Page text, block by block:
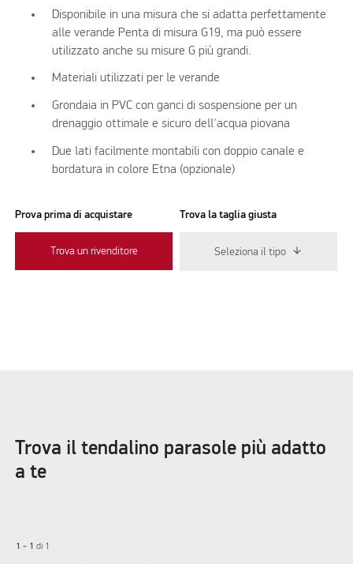
Disponibile in una misura che si adatta perfettamente
alle verande Penta di misura G19, ma può essere
utilizzato anche su misure G più grandi.
Materiali utilizzati per le verande
Grondaia in PVC con ganci di sospensione per un
drenaggio ottimale e sicuro dell'acqua piovana
Due lati facilmente montabili con doppio canale e
bordatura in colore Etna (opzionale)
Prova prima di acquistare
Trova un rivenditore
Trova la taglia giusta
Seleziona il tipo
Trova il tendalino parasole più adatto
a te
1 - 1 di 1